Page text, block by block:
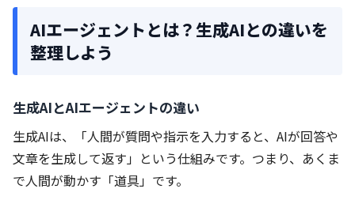
AIエージェントとは？生成AIとの違いを
整理しよう
生成AIとAIエージェントの違い
生成AIは、「人間が質問や指示を入力すると、AIが回答や
文章を生成して返す」という仕組みです。つまり、あくま
で人間が動かす「道具」です。